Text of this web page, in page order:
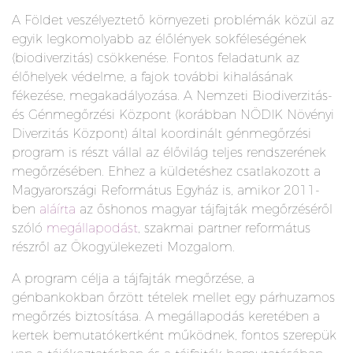
A Földet veszélyeztető környezeti problémák közül az
egyik legkomolyabb az élőlények sokféleségének
(biodiverzitás) csökkenése. Fontos feladatunk az
élőhelyek védelme, a fajok további kihalásának
fékezése, megakadályozása. A Nemzeti Biodiverzitás-
és Génmegőrzési Központ (korábban NÖDIK Növényi
Diverzitás Központ) által koordinált génmegőrzési
program is részt vállal az élővilág teljes rendszerének
megőrzésében. Ehhez a küldetéshez csatlakozott a
Magyarországi Református Egyház is, amikor 2011-
ben aláírta az őshonos magyar tájfajták megőrzéséről
szóló megállapodást, szakmai partner református
részről az Ökogyülekezeti Mozgalom.
A program célja a tájfajták megőrzése, a
génbankokban őrzött tételek mellet egy párhuzamos
megőrzés biztosítása. A megállapodás keretében a
kertek bemutatókertként működnek, fontos szerepük